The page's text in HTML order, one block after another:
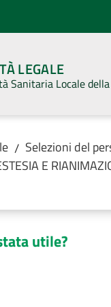
LEGALE
Sanitaria Locale
/ Selezioni del
E
utile?